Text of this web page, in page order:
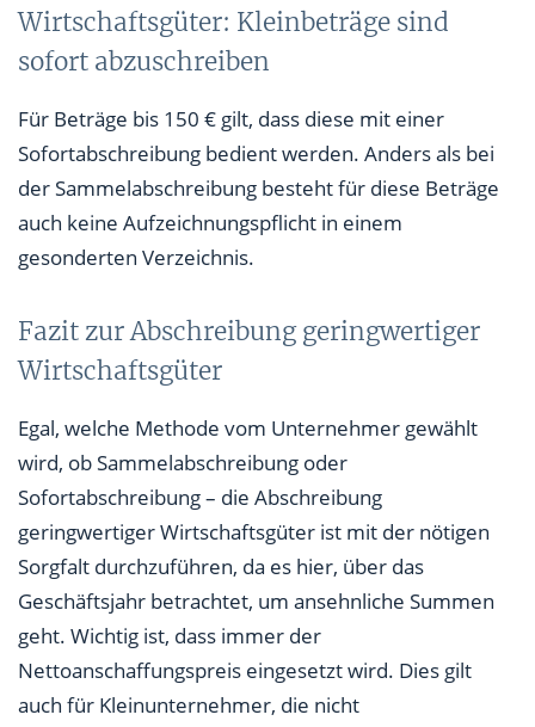
Wirtschaftsgüter: Kleinbeträge sind
sofort abzuschreiben
Für Beträge bis 150 € gilt, dass diese mit einer
Sofortabschreibung bedient werden. Anders als bei
der Sammelabschreibung besteht für diese Beträge
auch keine Aufzeichnungspflicht in einem
gesonderten Verzeichnis.
Fazit zur Abschreibung geringwertiger
Wirtschaftsgüter
Egal, welche Methode vom Unternehmer gewählt
wird, ob Sammelabschreibung oder
Sofortabschreibung – die Abschreibung
geringwertiger Wirtschaftsgüter ist mit der nötigen
Sorgfalt durchzuführen, da es hier, über das
Geschäftsjahr betrachtet, um ansehnliche Summen
geht. Wichtig ist, dass immer der
Nettoanschaffungspreis eingesetzt wird. Dies gilt
auch für Kleinunternehmer, die nicht